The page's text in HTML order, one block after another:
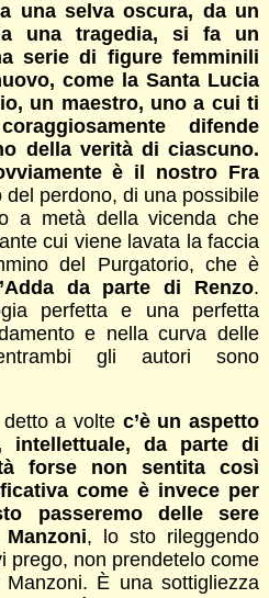
una selva oscura, da un
una tragedia, si fa un
serie di figure femminili
come la Santa Lucia
un maestro, uno a cui ti
difende
della verità di ciascuno.
è il nostro Fra
del perdono, di una possibile
a metà della vicenda che
cui viene lavata la faccia
del Purgatorio, che è
da parte di Renzo.
perfetta e una perfetta
e nella curva delle
gli autori sono
a volte c’è un aspetto
intellettuale, da parte di
forse non sentita così
come è invece per
passeremo delle sere
, lo sto rileggendo
prego, non prendetelo come
È una sottigliezza